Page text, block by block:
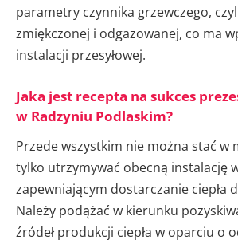
parametry czynnika grzewczego,
zmiękczonej i odgazowanej, co ma
instalacji przesyłowej.
Jaka jest recepta na sukces
w Radzyniu Podlaskim?
Przede wszystkim nie można stać w
tylko utrzymywać obecną instalację
zapewniającym dostarczanie ciepła
Należy podążać w kierunku
źródeł produkcji ciepła w oparciu o